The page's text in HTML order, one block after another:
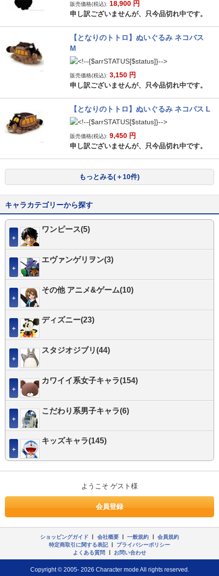
販売価格(税込): 18,900 円
申し訳ございませんが、只今品切れ中です。
【となりのトトロ】ぬいぐるみ ネコバス
M
販売価格(税込): 3,150 円
申し訳ございませんが、只今品切れ中です。
【となりのトトロ】ぬいぐるみ ネコバス L
販売価格(税込): 9,450 円
申し訳ございませんが、只今品切れ中です。
もっとみる(＋10件)
キャラカテゴリーから探す
＋
ワンピース(5)
＋
エヴァンゲリヲン(3)
＋
その他 アニメ&ゲーム(10)
＋
ディズニー(23)
＋
スタジオジブリ(44)
＋
カワイイ系女子キャラ(154)
＋
こだわり系男子キャラ(6)
＋
キッズキャラ(145)
ようこそ ゲスト様
会員登録
ショッピングガイド 会社概要 一般規約
会員規約
特定商取引に関する表記
プライバシーポリシー
よくある質問
お問い合わせ
Copyright © 2005- 2026 Character mode All rights reserved.